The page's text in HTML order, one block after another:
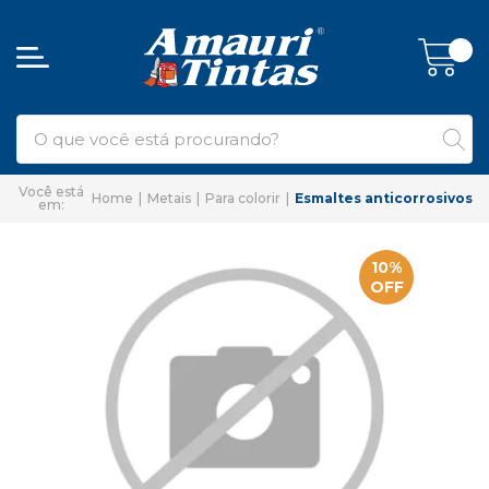
Home Metais Para colorir Esmaltes anticorrosivos
10%
OFF